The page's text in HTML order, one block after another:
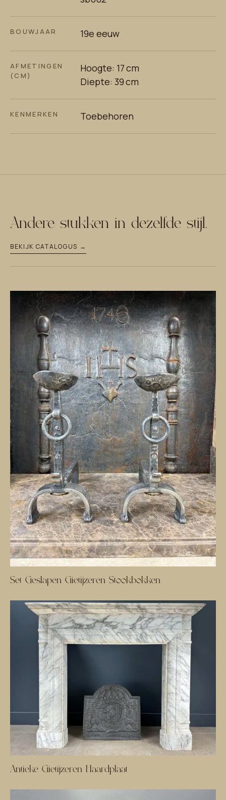
BOUWJAAR 19e eeuw
AFMETINGEN
(CM)
Hoogte: 17 cm
Diepte: 39 cm
KENMERKEN Toebehoren
Andere stukken in dezelfde stijl.
BEKIJK CATALOGUS →
Set Geslapen Gietijzeren Stookbokken
Antieke Gietijzeren Haardplaat